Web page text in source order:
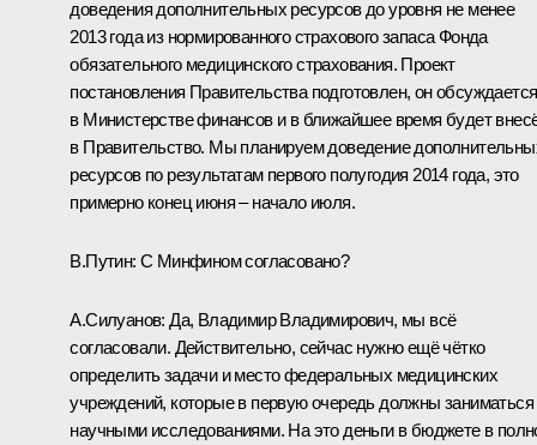
доведения дополнительных ресурсов до уровня не менее
2013 года из нормированного страхового запаса Фонда
обязательного медицинского страхования. Проект
постановления Правительства подготовлен, он обсуждается
в Министерстве финансов и в ближайшее время будет
в Правительство. Мы планируем доведение
ресурсов по результатам первого полугодия 2014 года, это
примерно конец июня – начало июля.
В.Путин: С Минфином согласовано?
А.Силуанов: Да, Владимир Владимирович, мы всё
согласовали. Действительно, сейчас нужно ещё чётко
определить задачи и место федеральных медицинских
учреждений, которые в первую очередь должны заниматься
научными исследованиями. На это деньги в бюджете в